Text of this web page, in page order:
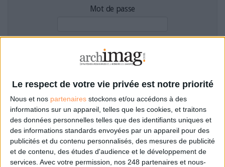
Le respect de votre vie privée est notre priorité
Nous et nos partenaires stockons et/ou accédons à des
informations sur un appareil, telles que les cookies, et traitons
des données personnelles telles que des identifiants uniques et
des informations standards envoyées par un appareil pour des
publicités et du contenu personnalisés, des mesures de publicité
et de contenu, des études d'audience et le développement de
services. Avec votre permission, nos 248 partenaires et nous-
LES LIVRES BLANCS
LES SUPPLÉMENTS
NOS OFFRES D'ABONNEMENTS
Mot de passe
Filtre anti-spam
Mot de passe oublié ?
Pas encore de compte?